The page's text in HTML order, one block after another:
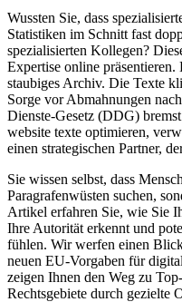
Wussten Sie, dass
Statistiken im Schnitt fast
spezialisierten Kollegen?
Expertise online
staubiges Archiv. Die Texte
Sorge vor Abmahnungen
Dienste-Gesetz (DDG)
website texte optimieren,
einen strategischen Partner,
Sie wissen selbst, dass
Paragrafenwüsten suchen,
Artikel erfahren Sie, wie Sie
Ihre Autorität erkennt und
fühlen. Wir werfen einen
neuen EU-Vorgaben für
zeigen Ihnen den Weg zu
Rechtsgebiete durch gezielte